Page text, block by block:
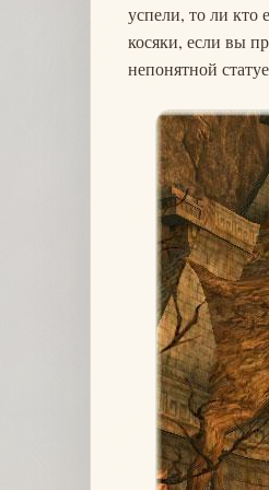
успели, то ли кто
косяки, если вы
непонятной